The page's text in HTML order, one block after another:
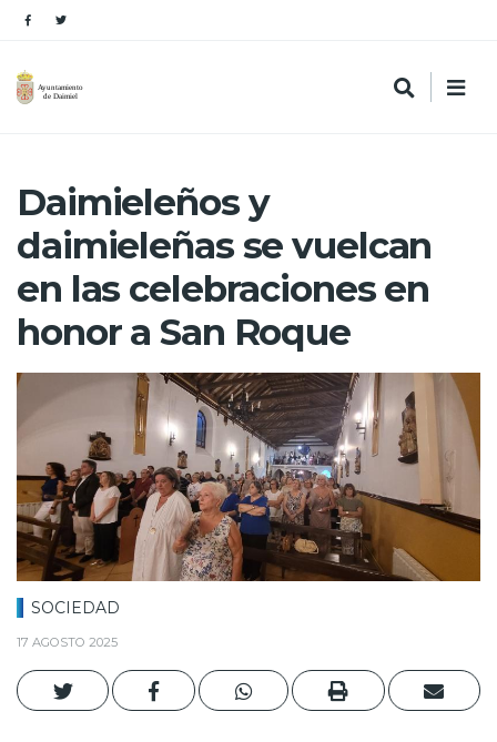
Daimieleños y
daimieleñas se vuelcan
en las celebraciones en
honor a San Roque
SOCIEDAD
17 AGOSTO 2025